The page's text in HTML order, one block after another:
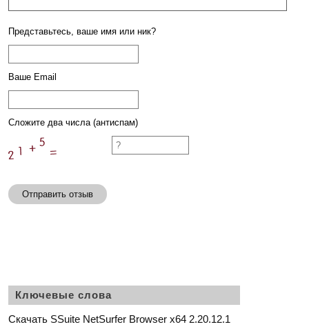
Представьтесь, ваше имя или ник?
Ваше Email
Сложите два числа (антиспам)
Отправить отзыв
Ключевые слова
Скачать SSuite NetSurfer Browser x64 2.20.12.1